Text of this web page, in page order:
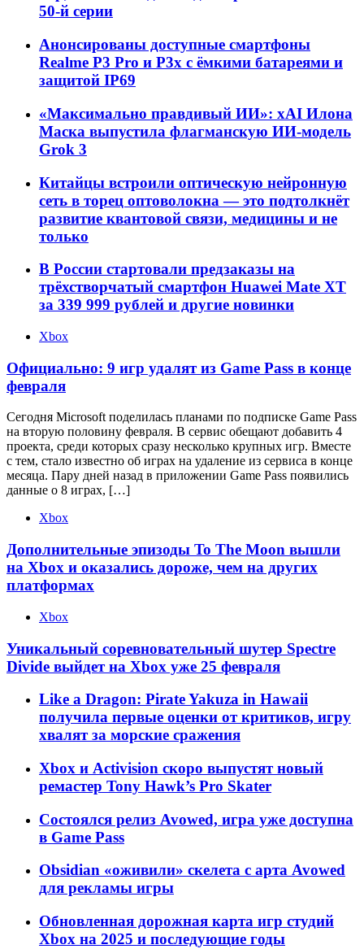
50-й серии
Анонсированы доступные смартфоны
Realme P3 Pro и P3x с ёмкими батареями и
защитой IP69
«Максимально правдивый ИИ»: xAI Илона
Маска выпустила флагманскую ИИ-модель
Grok 3
Китайцы встроили оптическую нейронную
сеть в торец оптоволокна — это подтолкнёт
развитие квантовой связи, медицины и не
только
В России стартовали предзаказы на
трёхстворчатый смартфон Huawei Mate XT
за 339 999 рублей и другие новинки
Xbox
Официально: 9 игр удалят из Game Pass в конце
февраля
Сегодня Microsoft поделилась планами по подписке Game Pass
на вторую половину февраля. В сервис обещают добавить 4
проекта, среди которых сразу несколько крупных игр. Вместе
с тем, стало известно об играх на удаление из сервиса в конце
месяца. Пару дней назад в приложении Game Pass появились
данные о 8 играх, […]
Xbox
Дополнительные эпизоды To The Moon вышли
на Xbox и оказались дороже, чем на других
платформах
Xbox
Уникальный соревновательный шутер Spectre
Divide выйдет на Xbox уже 25 февраля
Like a Dragon: Pirate Yakuza in Hawaii
получила первые оценки от критиков, игру
хвалят за морские сражения
Xbox и Activision скоро выпустят новый
ремастер Tony Hawk’s Pro Skater
Состоялся релиз Avowed, игра уже доступна
в Game Pass
Obsidian «оживили» скелета с арта Avowed
для рекламы игры
Обновленная дорожная карта игр студий
Xbox на 2025 и последующие годы